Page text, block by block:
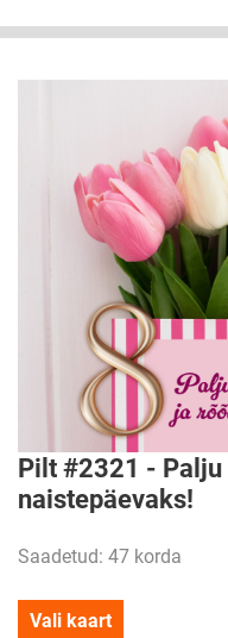
Pilt #2321 -
naistepäevaks!
Saadetud: 47 korda
Vali kaart